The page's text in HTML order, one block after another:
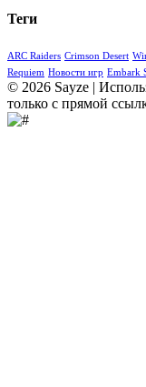
Теги
ARC Raiders Crimson Desert
Requiem Новости игр Embark
© 2026 Sayze |
только с прямой